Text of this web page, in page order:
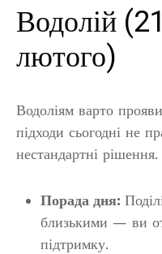
Водолій
лютого)
Водоліям варто
підходи сьогодні не
нестандартні рішення.
Порада дня:
близькими — ви
підтримку.